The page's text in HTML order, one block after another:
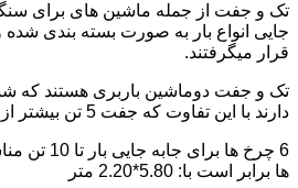
تک و جفت از جمله ماشین های برای
جایی انواع بار به صورت بسته بندی شده
قرار میگرفتند.
تک و جفت دوماشین باربری هستند که
دارند با این تفاوت که جفت 5 تن بیشتر از تک بار حمل میکند.
6 چرخ ها
ها برابر است با: 5.80*2.20 متر